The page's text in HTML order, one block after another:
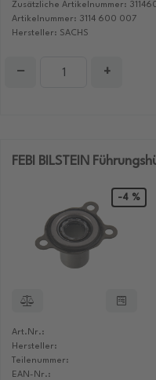
Zusätzliche Artikelnummer:
Artikelnummer: 3114 600 007
Hersteller: SACHS
− +
FEBI BILSTEIN
-4 %
Art.Nr.:
Hersteller:
Teilenummer:
EAN-Nr.: